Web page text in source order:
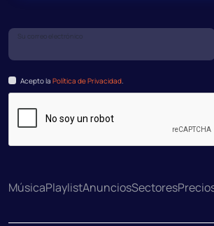
Su correo electrónico
Acepto la Política de Privacidad.
MúsicaPlaylistAnunciosSectores